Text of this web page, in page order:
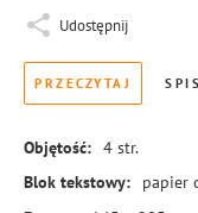
Udostępnij
PRZECZYTAJ
Objętość: 4 str.
Blok tekstowy:
papier